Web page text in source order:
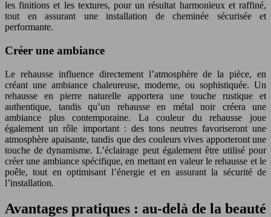
les finitions et les textures, pour un résultat harmonieux et raffiné,
tout en assurant une installation de cheminée sécurisée et
performante.
Créer une ambiance
Le rehausse influence directement l’atmosphère de la pièce, en
créant une ambiance chaleureuse, moderne, ou sophistiquée. Un
rehausse en pierre naturelle apportera une touche rustique et
authentique, tandis qu’un rehausse en métal noir créera une
ambiance plus contemporaine. La couleur du rehausse joue
également un rôle important : des tons neutres favoriseront une
atmosphère apaisante, tandis que des couleurs vives apporteront une
touche de dynamisme. L’éclairage peut également être utilisé pour
créer une ambiance spécifique, en mettant en valeur le rehausse et le
poêle, tout en optimisant l’énergie et en assurant la sécurité de
l’installation.
Avantages pratiques : au-delà de la beauté